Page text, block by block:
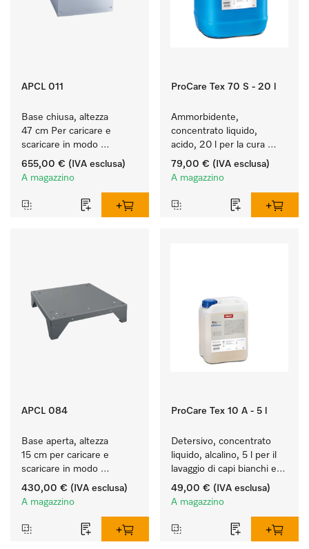
APCL 011
Base chiusa, altezza
47 cm Per caricare e
scaricare in modo
ergonomico la lavatrice e
l'essiccatoio.
655,00 € (IVA esclusa)
A magazzino
ProCare Tex 70 S - 20 l
Ammorbidente,
concentrato liquido,
acido, 20 l per la cura
delle fibre e una
morbidezza duratura dei
79,00 € (IVA esclusa)
A magazzino
APCL 084
Base aperta, altezza
15 cm per caricare e
scaricare in modo
ergonomico la lavatrice e
l'essiccatoio.
430,00 € (IVA esclusa)
A magazzino
ProCare Tex 10 A - 5 l
Detersivo, concentrato
liquido, alcalino, 5 l per il
lavaggio di capi bianchi e
colorati resistenti.
49,00 € (IVA esclusa)
A magazzino